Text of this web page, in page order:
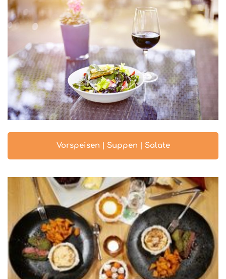
Vorspeisen | Suppen | Salate